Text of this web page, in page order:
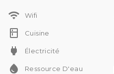
wifi Wifi
kitchen Cuisine
power Électricité
water_drop Ressource D'eau